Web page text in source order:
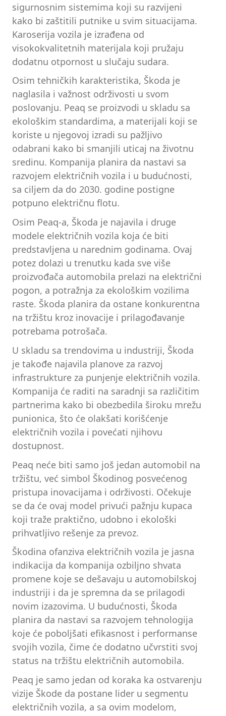
sigurnosnim sistemima koji su razvijeni
kako bi zaštitili putnike u svim situacijama.
Karoserija vozila je izrađena od
visokokvalitetnih materijala koji pružaju
dodatnu otpornost u slučaju sudara.
Osim tehničkih karakteristika, Škoda je
naglasila i važnost održivosti u svom
poslovanju. Peaq se proizvodi u skladu sa
ekološkim standardima, a materijali koji se
koriste u njegovoj izradi su pažljivo
odabrani kako bi smanjili uticaj na životnu
sredinu. Kompanija planira da nastavi sa
razvojem električnih vozila i u budućnosti,
sa ciljem da do 2030. godine postigne
potpuno električnu flotu.
Osim Peaq-a, Škoda je najavila i druge
modele električnih vozila koja će biti
predstavljena u narednim godinama. Ovaj
potez dolazi u trenutku kada sve više
proizvođača automobila prelazi na električni
pogon, a potražnja za ekološkim vozilima
raste. Škoda planira da ostane konkurentna
na tržištu kroz inovacije i prilagođavanje
potrebama potrošača.
U skladu sa trendovima u industriji, Škoda
je takođe najavila planove za razvoj
infrastrukture za punjenje električnih vozila.
Kompanija će raditi na saradnji sa različitim
partnerima kako bi obezbedila široku mrežu
punionica, što će olakšati korišćenje
električnih vozila i povećati njihovu
dostupnost.
Peaq neće biti samo još jedan automobil na
tržištu, već simbol Škodinog posvećenog
pristupa inovacijama i održivosti. Očekuje
se da će ovaj model privući pažnju kupaca
koji traže praktično, udobno i ekološki
prihvatljivo rešenje za prevoz.
Škodina ofanziva električnih vozila je jasna
indikacija da kompanija ozbiljno shvata
promene koje se dešavaju u automobilskoj
industriji i da je spremna da se prilagodi
novim izazovima. U budućnosti, Škoda
planira da nastavi sa razvojem tehnologija
koje će poboljšati efikasnost i performanse
svojih vozila, čime će dodatno učvrstiti svoj
status na tržištu električnih automobila.
Peaq je samo jedan od koraka ka ostvarenju
vizije Škode da postane lider u segmentu
električnih vozila, a sa ovim modelom,